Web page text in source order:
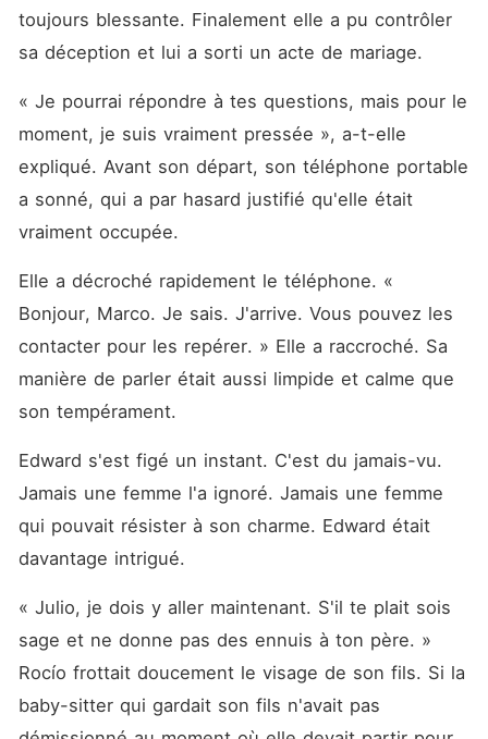
toujours blessante. Finalement elle a pu contrôler
sa déception et lui a sorti un acte de mariage.
« Je pourrai répondre à tes questions, mais pour le
moment, je suis vraiment pressée », a-t-elle
expliqué. Avant son départ, son téléphone portable
a sonné, qui a par hasard justifié qu'elle était
vraiment occupée.
Elle a décroché rapidement le téléphone. «
Bonjour, Marco. Je sais. J'arrive. Vous pouvez les
contacter pour les repérer. » Elle a raccroché. Sa
manière de parler était aussi limpide et calme que
son tempérament.
Edward s'est figé un instant. C'est du jamais-vu.
Jamais une femme l'a ignoré. Jamais une femme
qui pouvait résister à son charme. Edward était
davantage intrigué.
« Julio, je dois y aller maintenant. S'il te plait sois
sage et ne donne pas des ennuis à ton père. »
Rocío frottait doucement le visage de son fils. Si la
baby-sitter qui gardait son fils n'avait pas